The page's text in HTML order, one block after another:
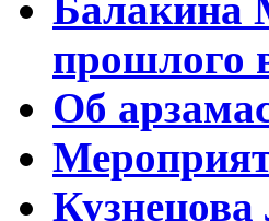
прошлого
Об